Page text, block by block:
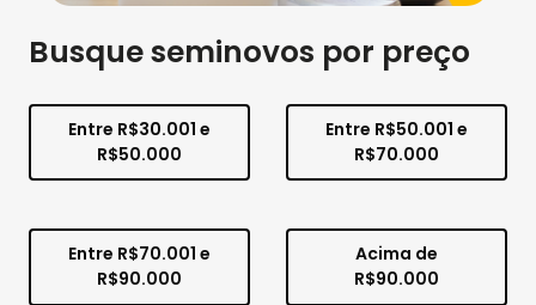
Busque seminovos por preço
Entre R$30.001 e
R$50.000
Entre R$50.001 e
R$70.000
Entre R$70.001 e
R$90.000
Acima de
R$90.000